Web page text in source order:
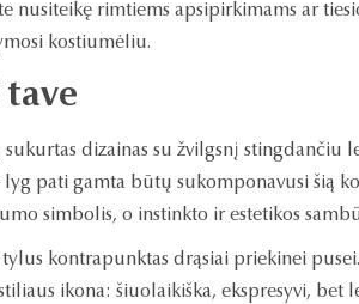
nusiteikę rimtiems apsipirkimams ar
kostiumėliu.
tave
sukurtas dizainas su žvilgsnį
pati gamta būtų sukomponavusi šią
simbolis, o instinkto ir estetikos
tylus kontrapunktas drąsiai priekinei
ikona: šiuolaikiška, ekspresyvi,